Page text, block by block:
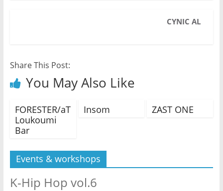
CYNIC AL
Share This Post:
You May Also Like
FORESTER/aT
Loukoumi
Bar
Insom ZAST ONE
Events & workshops
K-Hip Hop vol.6